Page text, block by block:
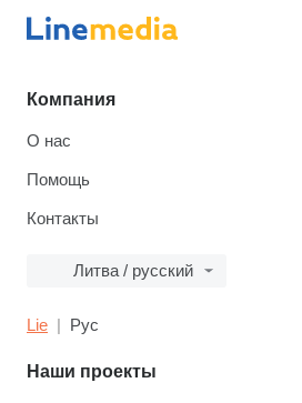
Компания
О нас
Помощь
Контакты
Литва / русский
Lie Рус
Наши проекты